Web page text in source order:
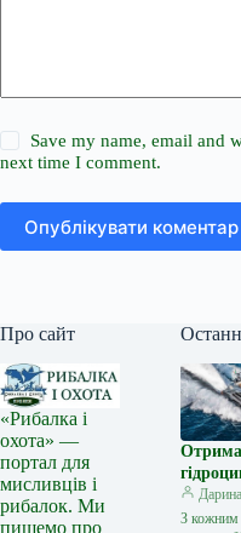
Save my name, email and
next time I comment.
Опублікувати коментар
Про сайт
«Рибалка і
охота» —
портал для
мисливців і
рибалок. Ми
пишемо про
іспиту
З кожним